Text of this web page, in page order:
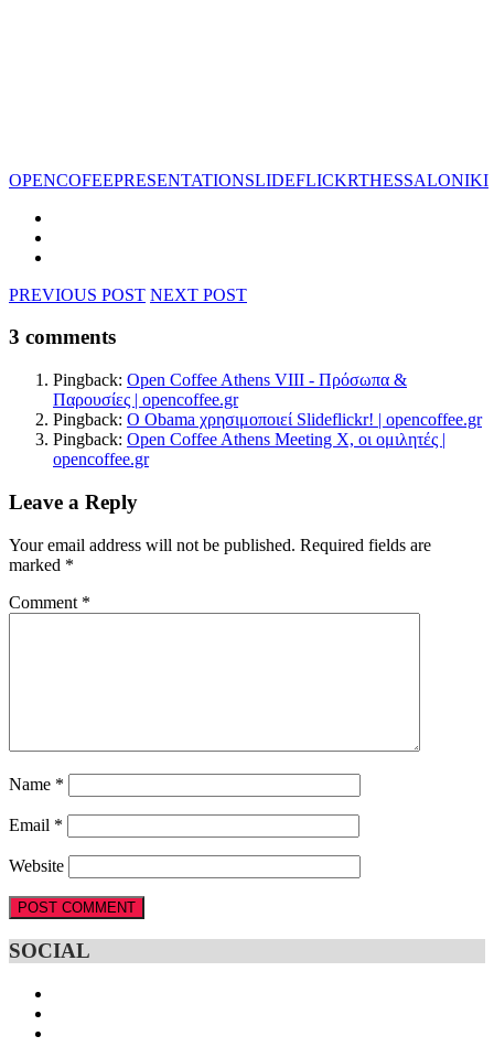
OPENCOFEEPRESENTATIONSLIDEFLICKRTHESSALONIKI
PREVIOUS POST NEXT POST
3 comments
Pingback: Open Coffee Athens VIII - Πρόσωπα &
Παρουσίες | opencoffee.gr
Pingback: Ο Obama χρησιμοποιεί Slideflickr! | opencoffee.gr
Pingback: Open Coffee Athens Meeting X, οι ομιλητές |
opencoffee.gr
Leave a Reply
Your email address will not be published. Required fields are
marked *
Comment *
Name *
Email *
Website
SOCIAL